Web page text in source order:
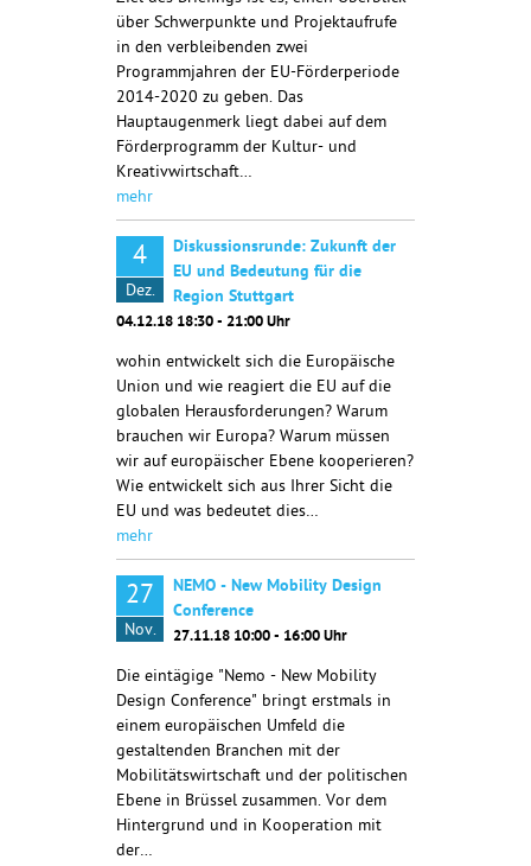
über Schwerpunkte und Projektaufrufe
in den verbleibenden zwei
Programmjahren der EU-Förderperiode
2014-2020 zu geben. Das
Hauptaugenmerk liegt dabei auf dem
Förderprogramm der Kultur- und
Kreativwirtschaft…
mehr
4
Dez.
Diskussionsrunde: Zukunft der
EU und Bedeutung für die
Region Stuttgart
04.12.18 18:30 - 21:00 Uhr
wohin entwickelt sich die Europäische
Union und wie reagiert die EU auf die
globalen Herausforderungen? Warum
brauchen wir Europa? Warum müssen
wir auf europäischer Ebene kooperieren?
Wie entwickelt sich aus Ihrer Sicht die
EU und was bedeutet dies…
mehr
27
Nov.
NEMO - New Mobility Design
Conference
27.11.18 10:00 - 16:00 Uhr
Die eintägige "Nemo - New Mobility
Design Conference" bringt erstmals in
einem europäischen Umfeld die
gestaltenden Branchen mit der
Mobilitätswirtschaft und der politischen
Ebene in Brüssel zusammen. Vor dem
Hintergrund und in Kooperation mit
der…